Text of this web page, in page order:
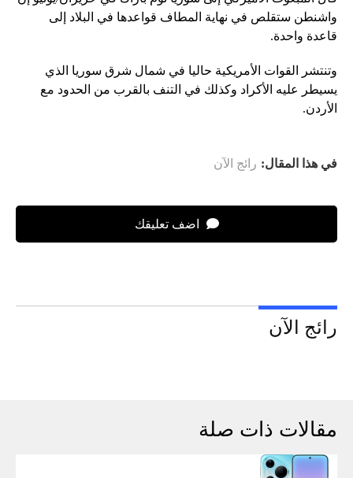
واشنطن ستقلص في نهاية المطاف قواعدها في البلاد إلى
قاعدة واحدة.
وتنتشر القوات الأمريكية حاليا في شمال شرق سوريا الذي
يسيطر عليه الأكراد وكذلك في التنف بالقرب من الحدود مع
الأردن.
في هذا المقال: رائج الآن
اضف تعليقك
رائج الآن
مقالات ذات صلة